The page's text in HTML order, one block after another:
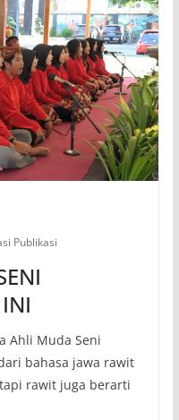
Publikasi
Ahli Muda Seni
bahasa jawa rawit
rawit juga berarti